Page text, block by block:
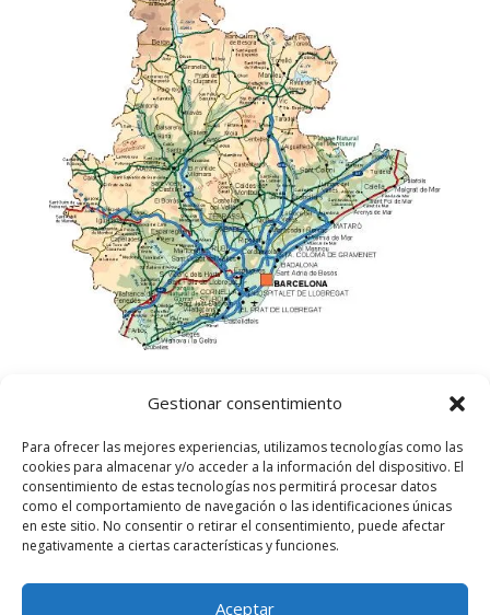
Gestionar consentimiento
Para ofrecer las mejores experiencias, utilizamos tecnologías como las
cookies para almacenar y/o acceder a la información del dispositivo. El
consentimiento de estas tecnologías nos permitirá procesar datos
como el comportamiento de navegación o las identificaciones únicas
en este sitio. No consentir o retirar el consentimiento, puede afectar
negativamente a ciertas características y funciones.
Aceptar
Lampista Barcelona. Todos los derechos